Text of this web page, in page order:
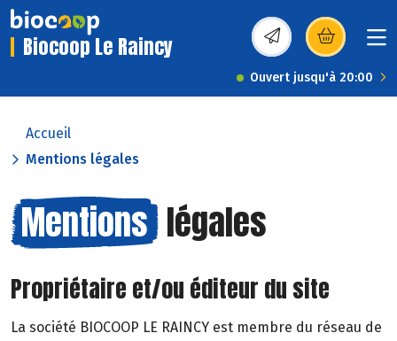
Biocoop Le Raincy (s’ouvre dans une
Ouvert jusqu'à 20:00
Accueil
Mentions légales
Mentions légales
Propriétaire et/ou éditeur du site
La société BIOCOOP LE RAINCY est membre du réseau de